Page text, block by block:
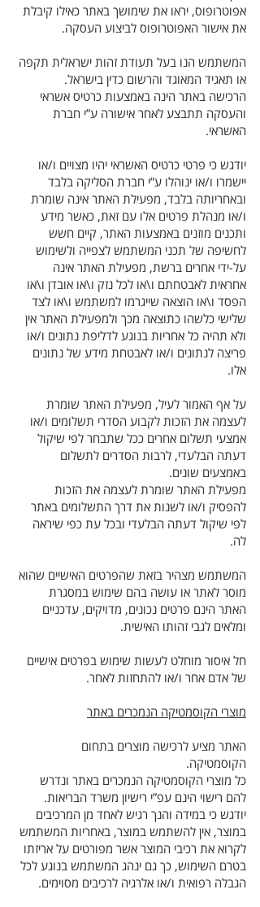
אפוטרופוס, יראו את שימושך באתר כאילו קיבלת
את אישור האפוטרופוס לביצוע העסקה.
המשתמש הנו בעל תעודת זהות ישראלית תקפה
או תאגיד המאוגד והרשום כדין בישראל.
הרכישה באתר הינה באמצעות כרטיס אשראי
והעסקה תתבצע לאחר אישורה ע”י חברת
האשראי.
יודגש כי פרטי כרטיס האשראי יהיו מצויים ו/או
יישמרו ו/או ינוהלו ע”י חברת הסליקה בלבד
ובאחריותה בלבד, מפעילת האתר אינה שומרת
ו/או מנהלת פרטים אלו עם זאת, כאשר מידע
ותכנים מוזנים באמצעות האתר, קיים חשש
לחשיפה של תכני המשתמש לצפייה ולשימוש
על-ידי אחרים ברשת, מפעילת האתר אינה
אחראית לאבטחתם ו\או לכל נזק ו\או אובדן ו\או
הפסד ו\או הוצאה שייגרמו למשתמש ו\או לצד
שלישי כלשהו כתוצאה מכך ולמפעילת האתר אין
ולא תהיה כל אחריות בנוגע לדליפת נתונים ו/או
פריצה לנתונים ו/או לאבטחת מידע של נתונים
אלו.
על אף האמור לעיל, מפעילת האתר שומרת
לעצמה את הזכות לקבוע הסדרי תשלומים ו/או
אמצעי תשלום אחרים ככל שתבחר לפי שיקול
דעתה הבלעדי, לרבות הסדרים לתשלום
באמצעים שונים.
מפעילת האתר שומרת לעצמה את הזכות
להפסיק ו/או לשנות את דרך התשלומים באתר
לפי שיקול דעתה הבלעדי ובכל עת כפי שיראה
לה.
המשתמש מצהיר בזאת שהפרטים האישיים שהוא
מוסר לאתר או עושה בהם שימוש במסגרת
האתר הינם פרטים נכונים, מדויקים, עדכניים
ומלאים לגבי זהותו האישית.
חל איסור מוחלט לעשות שימוש בפרטים אישיים
של אדם אחר ו/או להתחזות לאחר.
מוצרי הקוסמטיקה הנמכרים באתר
האתר מציע לרכישה מוצרים בתחום
הקוסמטיקה.
כל מוצרי הקוסמטיקה הנמכרים באתר ונדרש
להם רישוי הינם עפ”י רישיון משרד הבריאות.
יודגש כי במידה והנך רגיש לאחד מן המרכיבים
במוצר, אין להשתמש במוצר, באחריות המשתמש
לקרוא את רכיבי המוצר אשר מפורטים על אריזתו
בטרם השימוש, כך גם ינהג המשתמש בנוגע לכל
הגבלה רפואית ו/או אלרגיה לרכיבים מסוימים.